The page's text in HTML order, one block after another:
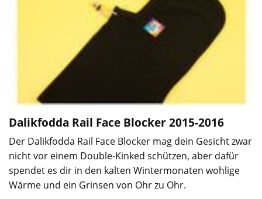
Dalikfodda Rail Face Blocker2015-2016
Der Dalikfodda Rail Face Blocker mag dein Gesicht zwar
nicht vor einem Double-Kinked schützen, aber dafür
spendet es dir in den kalten Wintermonaten wohlige
Wärme und ein Grinsen von Ohr zu Ohr.